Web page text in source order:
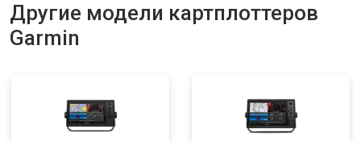
Другие модели картплоттеров
Garmin